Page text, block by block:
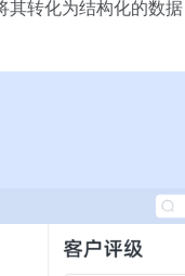
转化为结构化的数